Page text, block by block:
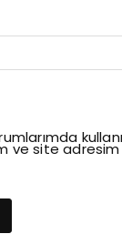
site adresim